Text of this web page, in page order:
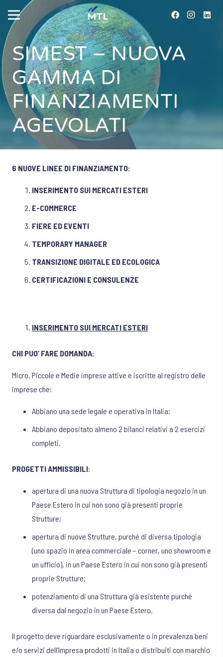
SIMEST – NUOVA
GAMMA DI
FINANZIAMENTI
AGEVOLATI
6 NUOVE LINEE DI FINANZIAMENTO:
INSERIMENTO SUI MERCATI ESTERI
E-COMMERCE
FIERE ED EVENTI
TEMPORARY MANAGER
TRANSIZIONE DIGITALE ED ECOLOGICA
CERTIFICAZIONI E CONSULENZE
INSERIMENTO SUI MERCATI ESTERI
CHI PUO’ FARE DOMANDA:
Micro, Piccole e Medie imprese attive e iscritte al registro delle
imprese che:
Abbiano una sede legale e operativa in Italia;
Abbiano depositato almeno 2 bilanci relativi a 2 esercizi
completi.
PROGETTI AMMISSIBILI:
apertura di una nuova Struttura di tipologia negozio in un
Paese Estero in cui non sono già presenti proprie
Strutture;
apertura di nuove Strutture, purché di diversa tipologia
(uno spazio in area commerciale – corner, uno showroom e
un ufficio), in un Paese Estero in cui non sono già presenti
proprie Strutture;
potenziamento di una Struttura già esistente purché
diversa dal negozio in un Paese Estero.
Il progetto deve riguardare esclusivamente o in prevalenza beni
e/o servizi dell’Impresa prodotti in Italia o distribuiti con marchio